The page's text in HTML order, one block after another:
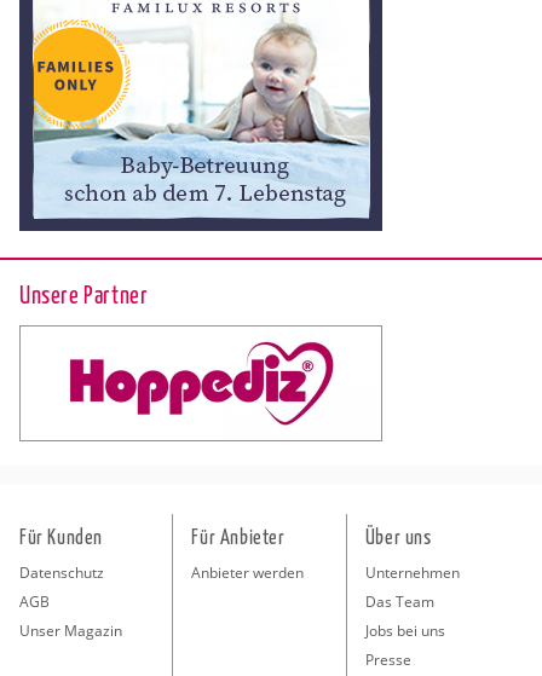
Unsere Partner
Für Kunden
Datenschutz
AGB
Unser Magazin
Für Anbieter
Anbieter werden
Über uns
Unternehmen
Das Team
Jobs bei uns
Presse